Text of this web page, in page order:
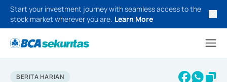
Start your investment journey with seamless access to the
stock market wherever you are. Learn More
BERITA HARIAN